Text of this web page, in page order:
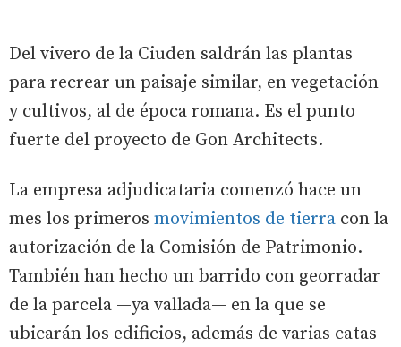
Del vivero de la Ciuden saldrán las plantas
para recrear un paisaje similar, en vegetación
y cultivos, al de época romana. Es el punto
fuerte del proyecto de Gon Architects.
La empresa adjudicataria comenzó hace un
mes los primeros movimientos de tierra con la
autorización de la Comisión de Patrimonio.
También han hecho un barrido con georradar
de la parcela —ya vallada— en la que se
ubicarán los edificios, además de varias catas